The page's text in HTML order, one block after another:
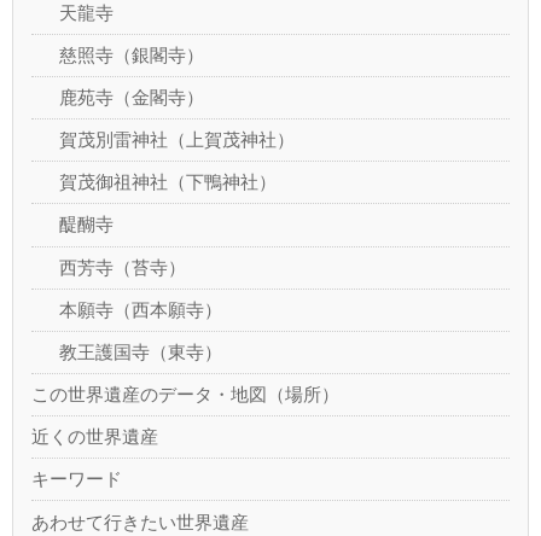
天龍寺
慈照寺（銀閣寺）
鹿苑寺（金閣寺）
賀茂別雷神社（上賀茂神社）
賀茂御祖神社（下鴨神社）
醍醐寺
西芳寺（苔寺）
本願寺（西本願寺）
教王護国寺（東寺）
この世界遺産のデータ・地図（場所）
近くの世界遺産
キーワード
あわせて行きたい世界遺産